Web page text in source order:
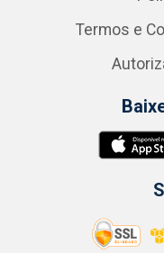
Termos e